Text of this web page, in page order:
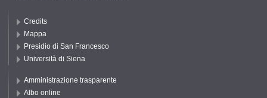
Credits
Mappa
Presidio di San Francesco
Università di Siena
Amministrazione trasparente
Albo online